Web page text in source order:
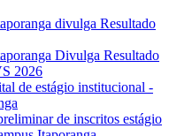
divulga Resultado
Divulga Resultado
2026
de estágio institucional -
de inscritos estágio